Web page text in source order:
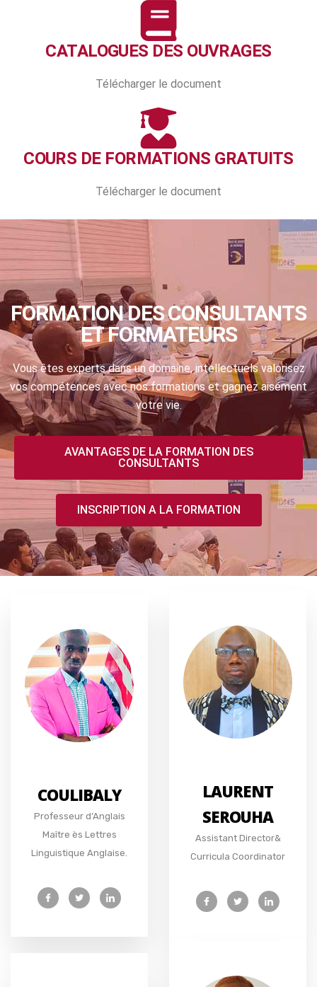
CATALOGUES DES OUVRAGES
Télécharger le document
COURS DE FORMATIONS GRATUITS
Télécharger le document
FORMATION DES CONSULTANTS
ET FORMATEURS
Vous êtes experts dans un domaine, intellectuels valorisez
vos compétences avec nos formations et gagnez aisément
votre vie.
AVANTAGES DE LA FORMATION DES
CONSULTANTS
INSCRIPTION A LA FORMATION
COULIBALY
Professeur d’Anglais
Maître ès Lettres
Linguistique Anglaise.
LAURENT
SEROUHA
Assistant Director&
Curricula Coordinator